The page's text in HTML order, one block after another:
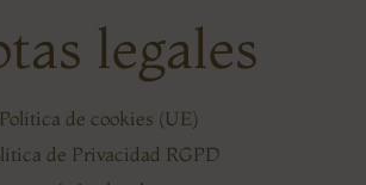
legales
Política de cookies (UE)
de Privacidad RGPD